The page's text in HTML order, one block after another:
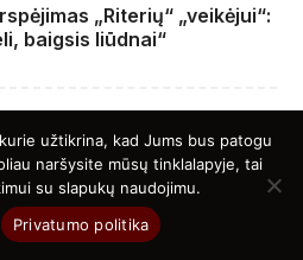
„Riterių“ „veikėjui“:
baigsis liūdnai“
orų reiškinių vis daugėja
užtikrina, kad Jums bus patogu
naršysite mūsų tinklalapyje, tai
su slapukų naudojimu.
Privatumo politika